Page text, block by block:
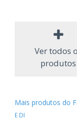
Ver todos
produtos
Mais produtos do
E DI